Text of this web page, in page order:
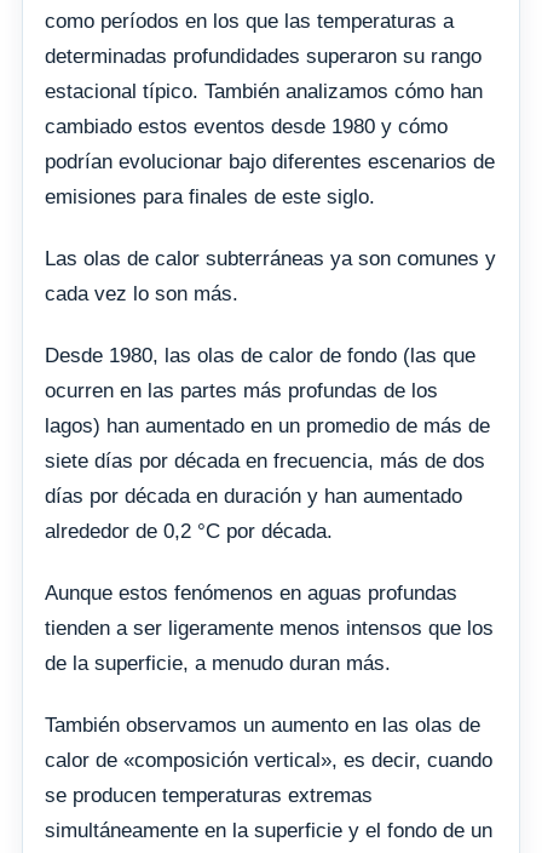
como períodos en los que las temperaturas a
determinadas profundidades superaron su rango
estacional típico. También analizamos cómo han
cambiado estos eventos desde 1980 y cómo
podrían evolucionar bajo diferentes escenarios de
emisiones para finales de este siglo.
Las olas de calor subterráneas ya son comunes y
cada vez lo son más.
Desde 1980, las olas de calor de fondo (las que
ocurren en las partes más profundas de los
lagos) han aumentado en un promedio de más de
siete días por década en frecuencia, más de dos
días por década en duración y han aumentado
alrededor de 0,2 °C por década.
Aunque estos fenómenos en aguas profundas
tienden a ser ligeramente menos intensos que los
de la superficie, a menudo duran más.
También observamos un aumento en las olas de
calor de «composición vertical», es decir, cuando
se producen temperaturas extremas
simultáneamente en la superficie y el fondo de un